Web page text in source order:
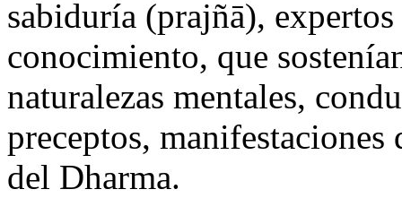
sabiduría (prajñā),
conocimiento, que
naturalezas mentales,
preceptos,
del Dharma.